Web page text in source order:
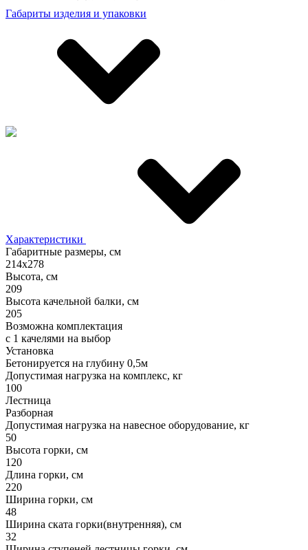
Габариты изделия и упаковки
Характеристики
Габаритные размеры, см
214х278
Высота, см
209
Высота качельной балки, см
205
Возможна комплектация
с 1 качелями на выбор
Установка
Бетонируется на глубину 0,5м
Допустимая нагрузка на комплекс, кг
100
Лестница
Разборная
Допустимая нагрузка на навесное оборудование, кг
50
Высота горки, см
120
Длина горки, см
220
Ширина горки, см
48
Ширина ската горки(внутренняя), см
32